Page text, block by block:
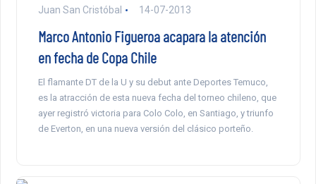
Juan San Cristóbal 14-07-2013
Marco Antonio Figueroa acapara la atención
en fecha de Copa Chile
El flamante DT de la U y su debut ante Deportes Temuco,
es la atracción de esta nueva fecha del torneo chileno, que
ayer registró victoria para Colo Colo, en Santiago, y triunfo
de Everton, en una nueva versión del clásico porteño.